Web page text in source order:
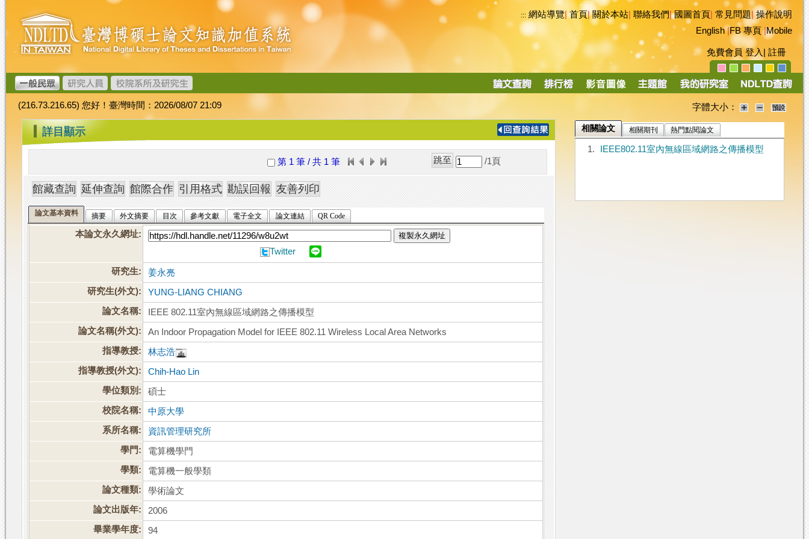
跳
到
主
要
內
容
臺
灣
博
碩
士
論
文
加
值
系
統
::: 網站導覽|首頁|關於本站 聯絡我們|國圖首頁 常見問題|操作說明
English|FB 專頁|Mobile
免費會員 登入 註冊
導
(216.73.216.65) 您好！臺灣時間：2026/08/07 21:09 字體大小：
::: 詳目顯示
第 1 筆 / 共 1 筆 /1 頁
論文基本資料 摘要 外文摘要 目次 參考文獻 電子全文 論文連結 QR Code
本論文永久網址: 複製永久網址
Twitter
研究生:
姜永亮
研究生(外文):
YUNG-LIANG CHIANG
論文名稱:
IEEE 802.11室內無線區域網路之傳播模型
論文名稱(外文):
An Indoor Propagation Model for IEEE 802.11 Wireless Local Area Networks
指導教授:
林志浩
指導教授(外文):
Chih-Hao Lin
學位類別:
碩士
校院名稱:
中原大學
系所名稱:
資訊管理研究所
學門:
電算機學門
學類:
電算機一般學類
論文種類:
學術論文
論文出版年:
2006
畢業學年度:
94
相關論文 相關期刊 熱門點閱論文
1. IEEE802.11室內無線區域網路之傳播模型